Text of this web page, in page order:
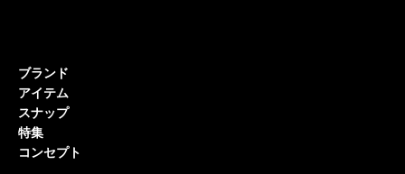
ブランド
アイテム
スナップ
特集
コンセプト